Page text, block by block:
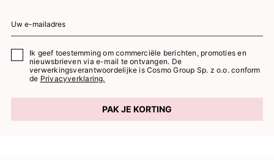
Ik geef toestemming om commerciële berichten, promoties en
nieuwsbrieven via e-mail te ontvangen. De
verwerkingsverantwoordelijke is Cosmo Group Sp. z o.o. conform
de Privacyverklaring.
PAK JE KORTING